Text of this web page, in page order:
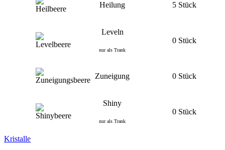
Heilung 5 Stück
Leveln
nur als Trank
0 Stück
Zuneigung 0 Stück
Shiny
nur als Trank
0 Stück
Kristalle